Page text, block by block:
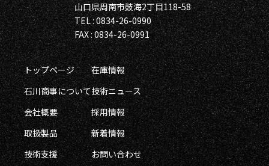
山口県周南市鼓海2丁目118-58
TEL : 0834-26-0990
FAX : 0834-26-0991
トップページ
石川商事について
会社概要
取扱製品
技術支援
在庫情報
技術ニュース
採用情報
新着情報
お問い合わせ